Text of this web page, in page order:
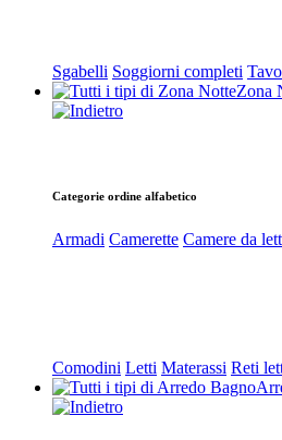
Sgabelli Soggiorni completi
Zona
Categorie ordine alfabetico
Armadi Camerette Camere da
Comodini Letti Materassi Reti